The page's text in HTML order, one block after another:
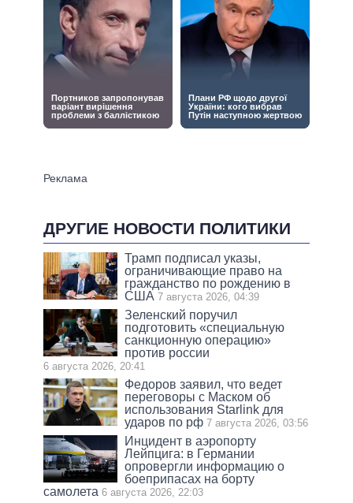
ДРУГИЕ НОВОСТИ ПОЛИТИКИ
Трамп подписал указы,
ограничивающие право на
гражданство по рождению в
США 7 августа 2026, 04:39
Зеленский поручил
подготовить «специальную
санкционную операцию»
против россии
6 августа 2026, 20:41
Федоров заявил, что ведет
переговоры с Маском об
использования Starlink для
ударов по рф 7 августа 2026, 03:56
Инцидент в аэропорту
Лейпцига: в Германии
опровергли информацию о
боеприпасах на борту
самолета 6 августа 2026, 22:03